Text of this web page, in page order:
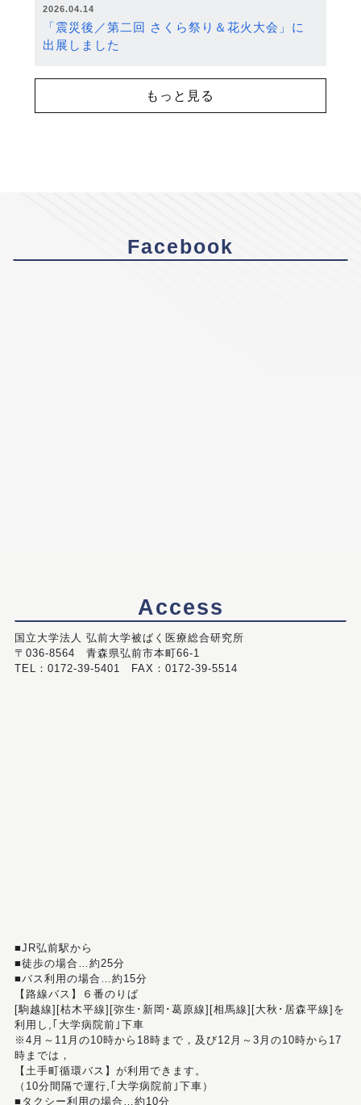
2026.04.14
「震災後／第二回 さくら祭り＆花火大会」に
出展しました
もっと見る
Facebook
Access
国立大学法人 弘前大学被ばく医療総合研究所
〒036-8564 青森県弘前市本町66-1
TEL：0172-39-5401 FAX：0172-39-5514
■JR弘前駅から
■徒歩の場合…約25分
■バス利用の場合…約15分
【路線バス】６番のりば
[駒越線][枯木平線][弥生･新岡･葛原線][相馬線][大秋･居森平線]を
利用し,｢大学病院前｣下車
※4月～11月の10時から18時まで，及び12月～3月の10時から17
時までは，
【土手町循環バス】が利用できます。
（10分間隔で運行,｢大学病院前｣下車）
■タクシー利用の場合…約10分